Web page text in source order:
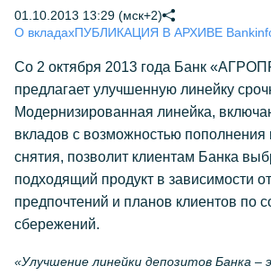
01.10.2013 13:29 (мск+2)
О вкладахПУБЛИКАЦИЯ В АРХИВЕ
Со 2 октября 2013 года Банк
предлагает улучшенную линейку
Модернизированная линейка,
вкладов с возможностью пополнения
снятия, позволит клиентам Банка
подходящий продукт в зависимости
предпочтений и планов клиентов по
сбережений.
«Улучшение линейки депозитов Банка –